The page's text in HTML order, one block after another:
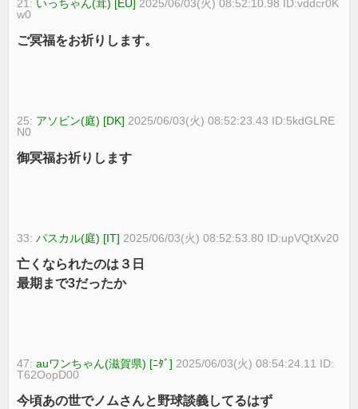
21: いっちゃん(茸) [EU] 2025/06/03(火) 08:52:10.98 ID:vddcr0K
w0
ご冥福をお祈りします。
25: アソビン(庭) [DK] 2025/06/03(火) 08:52:23.43 ID:5kdGLRE
N0
御冥福お祈りします
33:パスカル(庭) [IT] 2025/06/03(火) 08:52:53.80 ID:upVQtXv20
亡くなられたのは３日
最期まで3だったか
47:auワンちゃん(滋賀県) [ﾆﾀﾞ] 2025/06/03(火) 08:54:24.11 ID:
T62OopD00
今頃あの世でノムさんと野球談義してるはず